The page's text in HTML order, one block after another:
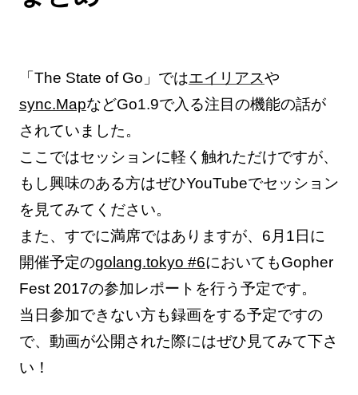
「The State of Go」ではエイリアスや
sync.MapなどGo1.9で入る注目の機能の話が
されていました。
ここではセッションに軽く触れただけですが、
もし興味のある方はぜひYouTubeでセッション
を見てみてください。
また、すでに満席ではありますが、6月1日に
開催予定のgolang.tokyo #6においてもGopher
Fest 2017の参加レポートを行う予定です。
当日参加できない方も録画をする予定ですの
で、動画が公開された際にはぜひ見てみて下さ
い！